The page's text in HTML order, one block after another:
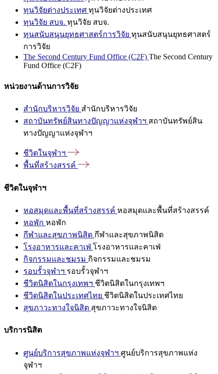
ทุนวิจัยต่างประเทศ ทุนวิจัยต่างประเทศ
ทุนวิจัย สบจ. ทุนวิจัย สบจ.
ทุนสนับสนุนยุทธศาสตร์การวิจัย ทุนสนับสนุนยุทธศาสตร์
การวิจัย
The Second Century Fund Office (C2F) The Second Century
Fund Office (C2F)
หน่วยงานด้านการวิจัย
สำนักบริหารวิจัย สำนักบริหารวิจัย
สถาบันทรัพย์สินทางปัญญาแห่งจุฬาฯ สถาบันทรัพย์สิน
ทางปัญญาแห่งจุฬาฯ
ชีวิตในจุฬาฯ
พื้นที่สร้างสรรค์
ชีวิตในจุฬาฯ
หอสมุดและพื้นที่สร้างสรรค์ หอสมุดและพื้นที่สร้างสรรค์
หอพัก หอพัก
กีฬาและสุขภาพนิสิต กีฬาและสุขภาพนิสิต
โรงอาหารและคาเฟ่ โรงอาหารและคาเฟ่
กิจกรรมและชมรม กิจกรรมและชมรม
รอบรั้วจุฬาฯ รอบรั้วจุฬาฯ
ชีวิตนิสิตในกรุงเทพฯ ชีวิตนิสิตในกรุงเทพฯ
ชีวิตนิสิตในประเทศไทย ชีวิตนิสิตในประเทศไทย
สุขภาวะทางใจนิสิต สุขภาวะทางใจนิสิต
บริการนิสิต
ศูนย์บริการสุขภาพแห่งจุฬาฯ ศูนย์บริการสุขภาพแห่ง
จุฬาฯ